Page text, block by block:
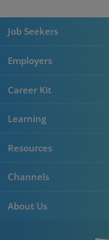
Job Seekers
Employers
Career Kit
Learning
Resources
Channels
About Us